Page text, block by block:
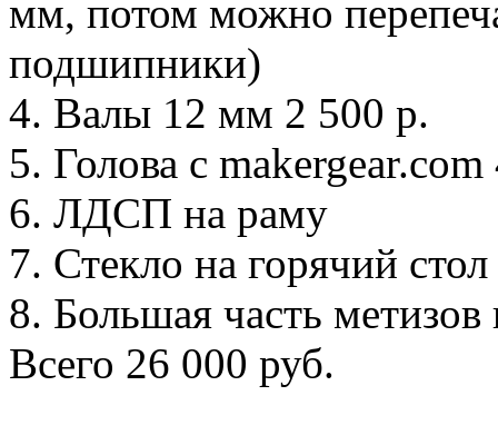
мм, потом можно
подшипники)
4. Валы 12 мм 2 500 р.
5. Голова с
6. ЛДСП на раму
7. Стекло на горячий стол
8. Большая часть
Всего 26 000 руб.